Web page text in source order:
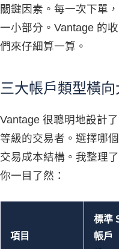
關鍵因素。每一次下單
一小部分。Vantage 的
們來仔細算一算。
三大帳戶類型橫
Vantage 很聰明地設計
等級的交易者。選擇哪
交易成本結構。我整理
你一目了然：
項目
標準
帳戶